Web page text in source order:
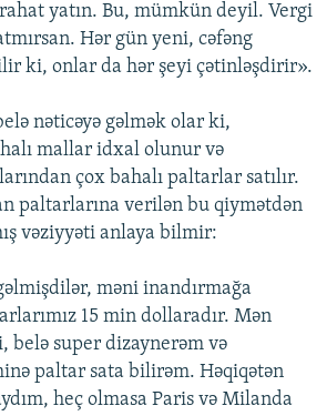
yatın. Bu, mümkün deyil. Vergi
Hər gün yeni, cəfəng
ki, onlar da hər şeyi çətinləşdirir».
nəticəyə gəlmək olar ki,
mallar idxal olunur və
çox bahalı paltarlar satılır.
paltarlarına verilən bu qiymətdən
vəziyyəti anlaya bilmir:
məni inandırmağa
15 min dollaradır. Mən
belə super dizaynerəm və
paltar sata bilirəm. Həqiqətən
heç olmasa Paris və Milanda